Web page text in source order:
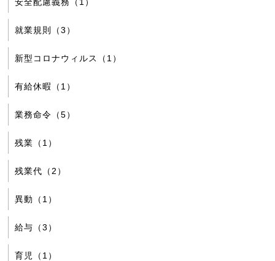
就業規則（3）
新型コロナウィルス（1）
有給休暇（1）
業務命令（5）
残業（1）
残業代（2）
異動（1）
給与（3）
育児（1）